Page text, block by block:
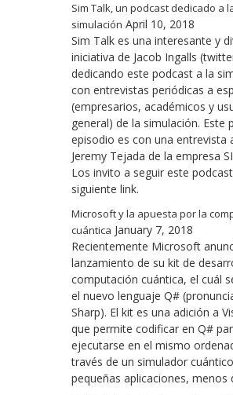
Sim Talk, un podcast dedicado a
simulación April 10, 2018
Sim Talk es una interesante y
iniciativa de Jacob Ingalls
dedicando este podcast a la
con entrevistas periódicas a
(empresarios, académicos y
general) de la simulación. Este
episodio es con una entrevista
Jeremy Tejada de la empresa
Los invito a seguir este
siguiente link.
Microsoft y la apuesta por la
cuántica January 7, 2018
Recientemente Microsoft
lanzamiento de su kit de
computación cuántica, el cuál
el nuevo lenguaje Q#
Sharp). El kit es una adición a
que permite codificar en Q#
ejecutarse en el mismo
través de un simulador
pequeñas aplicaciones, menos